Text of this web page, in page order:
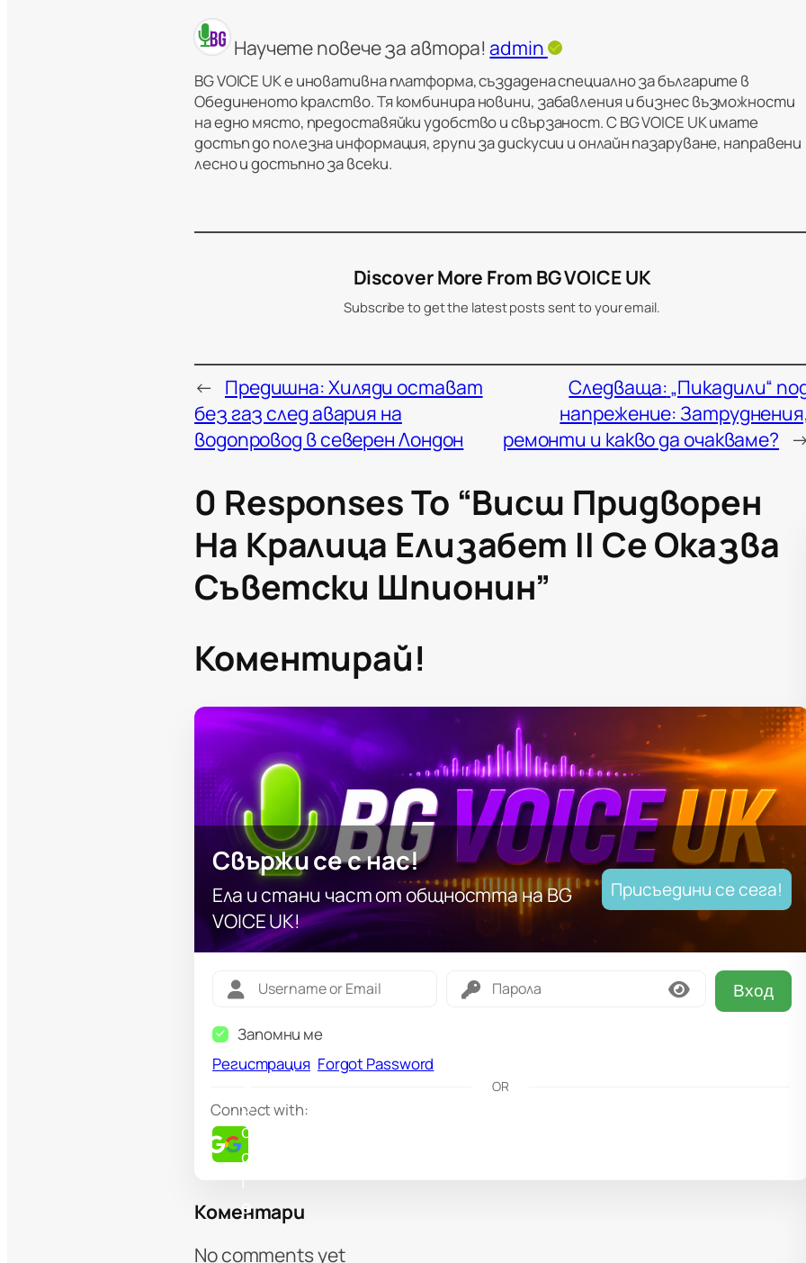
Научете повече за автора! admin
BG VOICE UK е иновативна платформа, създадена специално за българите в
Обединеното кралство. Тя комбинира новини, забавления и бизнес възможности
на едно място, предоставяйки удобство и свързаност. С BG VOICE UK имате
достъп до полезна информация, групи за дискусии и онлайн пазаруване, направени
лесно и достъпно за всеки.
Discover More From BG VOICE UK
Subscribe to get the latest posts sent to your email.
← Предишна:Хиляди остават
без газ след авария на
водопровод в северен Лондон
Следваща:„Пикадили“
напрежение: Затруднения,
ремонти и какво да очакваме?
→
0 Responses To “Висш Придворен
На Кралица Елизабет II Се Оказва
Съветски Шпионин”
Коментирай!
Свържи се с нас!
Ела и стани част от общността на BG
VOICE UK!
Присъедини се сега!
Вход
Запомни ме
Регистрация Forgot Password
OR
Connect with:
o
o
g
e
Коментари
No comments yet